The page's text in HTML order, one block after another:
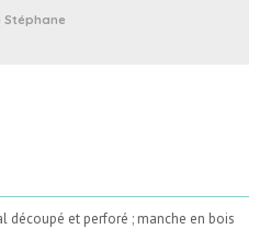
Stéphane
découpé et perforé ; manche en bois